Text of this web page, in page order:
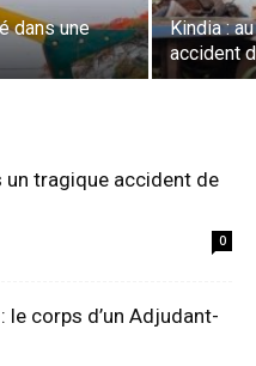
dans une
Kindia :
accident
un tragique accident de
0
le corps d’un Adjudant-